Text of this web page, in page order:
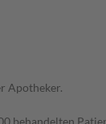
Apotheker.
behandelten